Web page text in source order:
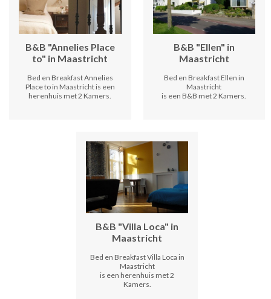
B&B "Annelies Place
to" in Maastricht
Bed en Breakfast Annelies
Place to in Maastricht is een
herenhuis met 2 Kamers.
B&B "Ellen" in
Maastricht
Bed en Breakfast Ellen in
Maastricht
is een B&B met 2 Kamers.
B&B "Villa Loca" in
Maastricht
Bed en Breakfast Villa Loca in
Maastricht
is een herenhuis met 2
Kamers.